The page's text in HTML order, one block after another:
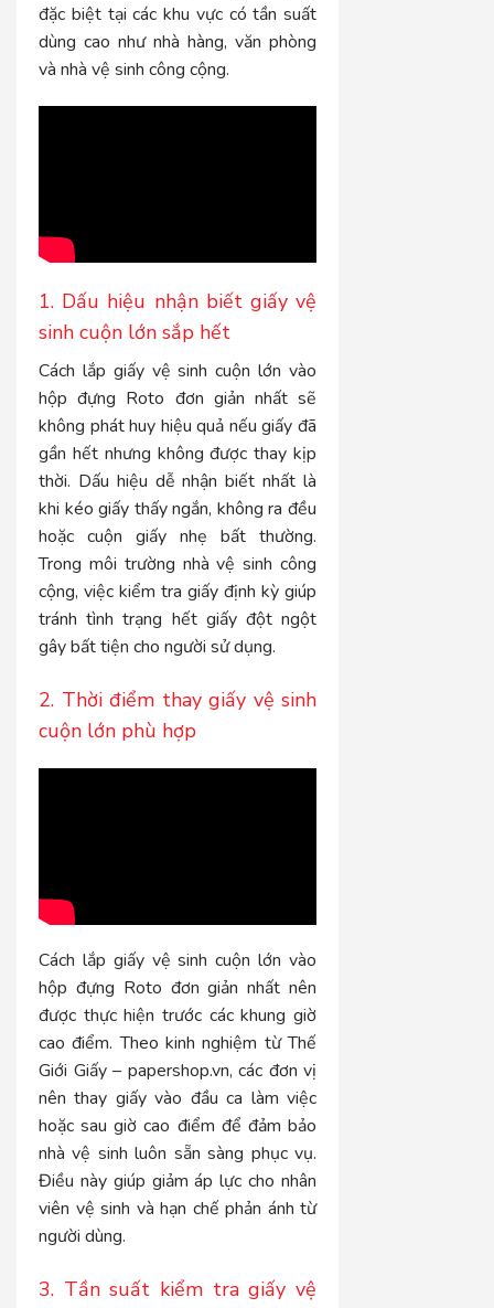
đặc biệt tại các khu vực có tần suất
dùng cao như nhà hàng, văn phòng
và nhà vệ sinh công cộng.
1. Dấu hiệu nhận biết giấy vệ
sinh cuộn lớn sắp hết
Cách lắp giấy vệ sinh cuộn lớn vào
hộp đựng Roto đơn giản nhất sẽ
không phát huy hiệu quả nếu giấy đã
gần hết nhưng không được thay kịp
thời. Dấu hiệu dễ nhận biết nhất là
khi kéo giấy thấy ngắn, không ra đều
hoặc cuộn giấy nhẹ bất thường.
Trong môi trường nhà vệ sinh công
cộng, việc kiểm tra giấy định kỳ giúp
tránh tình trạng hết giấy đột ngột
gây bất tiện cho người sử dụng.
2. Thời điểm thay giấy vệ sinh
cuộn lớn phù hợp
Cách lắp giấy vệ sinh cuộn lớn vào
hộp đựng Roto đơn giản nhất nên
được thực hiện trước các khung giờ
cao điểm. Theo kinh nghiệm từ Thế
Giới Giấy – papershop.vn, các đơn vị
nên thay giấy vào đầu ca làm việc
hoặc sau giờ cao điểm để đảm bảo
nhà vệ sinh luôn sẵn sàng phục vụ.
Điều này giúp giảm áp lực cho nhân
viên vệ sinh và hạn chế phản ánh từ
người dùng.
3. Tần suất kiểm tra giấy vệ